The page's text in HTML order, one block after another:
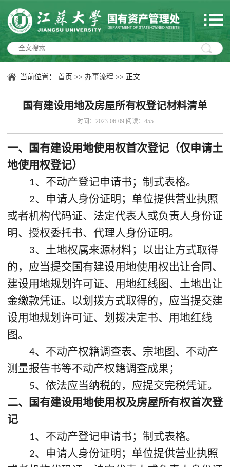
当前位置： 首页 >> 办事流程 >> 正文
国有建设用地及房屋所有权登记材料清单
时间：2023-06-09 阅读： 455
一、国有建设用地使用权首次登记（仅申请土
地使用权登记）
1、不动产登记申请书；制式表格。
2、申请人身份证明；单位提供营业执照
或者机构代码证、法定代表人或负责人身份证
明、授权委托书、代理人身份证明。
3、土地权属来源材料；以出让方式取得
的，应当提交国有建设用地使用权出让合同、
建设用地规划许可证、用地红线图、土地出让
金缴款凭证。以划拨方式取得的，应当提交建
设用地规划许可证、划拨决定书、用地红线
图。
4、不动产权籍调查表、宗地图、不动产
测量报告书等不动产权籍调查成果；
5、依法应当纳税的，应提交完税凭证。
二、国有建设用地使用权及房屋所有权首次登
记
1、不动产登记申请书；制式表格。
2、申请人身份证明；单位提供营业执照